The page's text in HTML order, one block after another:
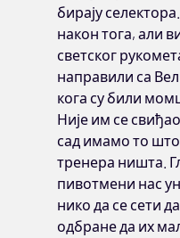
бирају
након тога, али
светског
направили са
кога су били
Није им се
сад имамо то
тренера ништа.
пивотмени нас
нико да се сети
одбране да их